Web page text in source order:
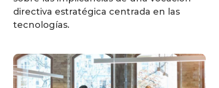
directiva estratégica centrada en las
tecnologías.